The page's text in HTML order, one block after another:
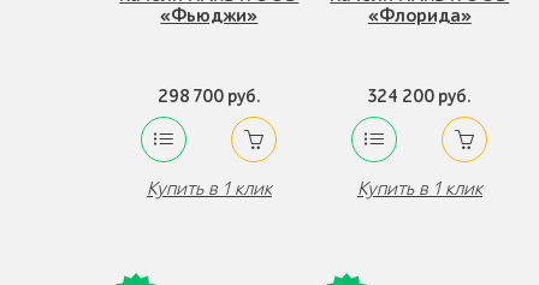
«Фьюджи»
298 700 руб.
Купить в 1 клик
«Флорида»
324 200 руб.
Купить в 1 клик